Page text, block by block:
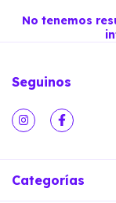
No tenemos
Seguinos
Categorías